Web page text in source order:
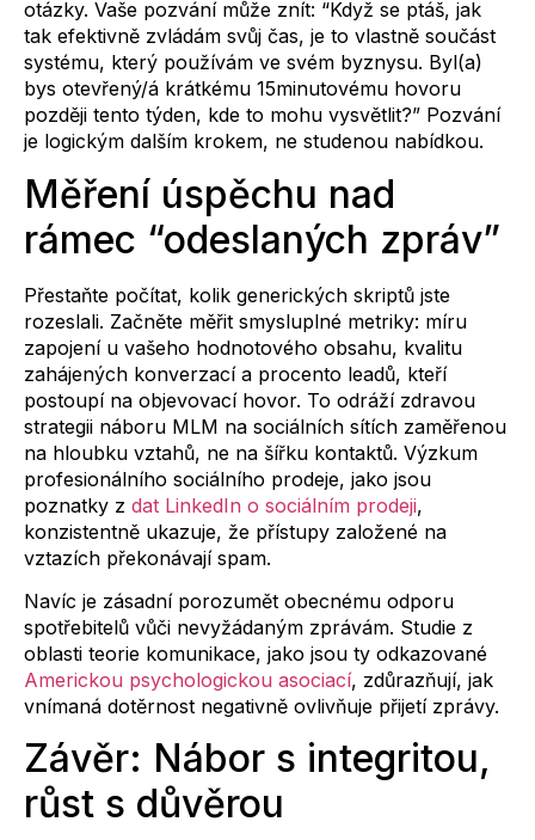
otázky. Vaše pozvání může znít: “Když se ptáš, jak
tak efektivně zvládám svůj čas, je to vlastně součást
systému, který používám ve svém byznysu. Byl(a)
bys otevřený/á krátkému 15minutovému hovoru
později tento týden, kde to mohu vysvětlit?” Pozvání
je logickým dalším krokem, ne studenou nabídkou.
Měření úspěchu nad
rámec “odeslaných zpráv”
Přestaňte počítat, kolik generických skriptů jste
rozeslali. Začněte měřit smysluplné metriky: míru
zapojení u vašeho hodnotového obsahu, kvalitu
zahájených konverzací a procento leadů, kteří
postoupí na objevovací hovor. To odráží zdravou
strategii náboru MLM na sociálních sítích zaměřenou
na hloubku vztahů, ne na šířku kontaktů. Výzkum
profesionálního sociálního prodeje, jako jsou
poznatky z dat LinkedIn o sociálním prodeji,
konzistentně ukazuje, že přístupy založené na
vztazích překonávají spam.
Navíc je zásadní porozumět obecnému odporu
spotřebitelů vůči nevyžádaným zprávám. Studie z
oblasti teorie komunikace, jako jsou ty odkazované
Americkou psychologickou asociací, zdůrazňují, jak
vnímaná dotěrnost negativně ovlivňuje přijetí zprávy.
Závěr: Nábor s integritou,
růst s důvěrou